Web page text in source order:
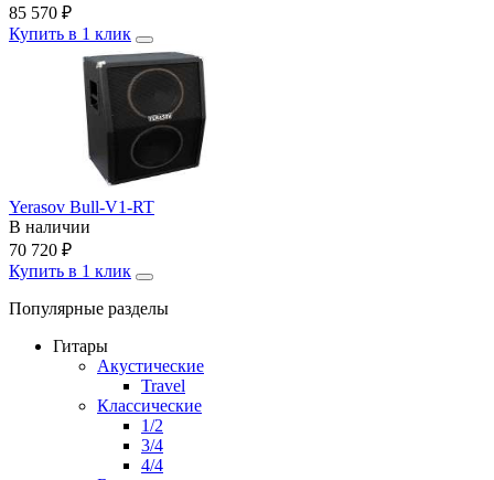
85 570 ₽
Купить в 1 клик
Yerasov Bull-V1-RT
В наличии
70 720 ₽
Купить в 1 клик
Популярные разделы
Гитары
Акустические
Travel
Классические
1/2
3/4
4/4